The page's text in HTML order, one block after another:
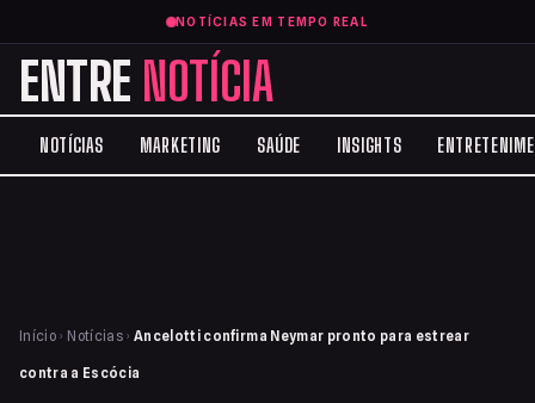
NOTÍCIAS EM TEMPO REAL
ENTRE NOTÍCIA
NOTÍCIAS MARKETING SAÚDE INSIGHTS
Início › Notícias › Ancelotti confirma Neymar pronto para estrear
contra a Escócia